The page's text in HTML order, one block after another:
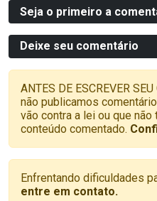
Seja o primeiro a
Deixe seu comentário
ANTES DE ESCREVER
não publicamos
vão contra a lei ou que não
conteúdo comentado.
Enfrentando dificuldades
entre em contato.